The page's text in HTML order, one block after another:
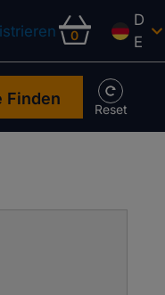
0
D
E
Finden